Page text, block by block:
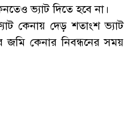
ভ্যাট দিতে হবে না।
কেনায় দেড় শতাংশ ভ্যাট
জমি কেনার নিবন্ধনের সময়